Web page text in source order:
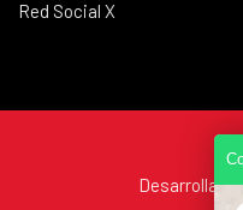
Red Social X